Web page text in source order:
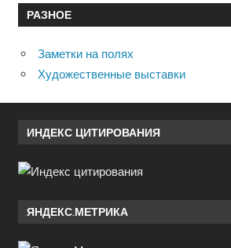
РАЗНОЕ
Заметки на полях
Художественные выставки
ИНДЕКС ЦИТИРОВАНИЯ
ЯНДЕКС.МЕТРИКА